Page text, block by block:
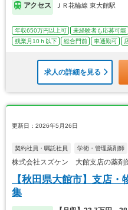
アクセス ＪＲ花輪線 東大館駅
年収650万円以上可 未経験者も応募可能
残業月10ｈ以下
総合門前 車通勤可
求人の詳細を見る
更新日：2026年5月26日
契約社員・嘱託社員 学術・管理薬剤師
株式会社スズケン 大館支店の薬剤
【秋田県大館市】支店
集